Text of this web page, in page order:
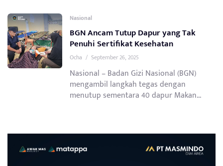
Nasional
BGN Ancam Tutup Dapur yang Tak
Penuhi Sertifikat Kesehatan
Ocha / September 26, 2025
Nasional – Badan Gizi Nasional (BGN)
mengambil langkah tegas dengan
menutup sementara 40 dapur Makan...